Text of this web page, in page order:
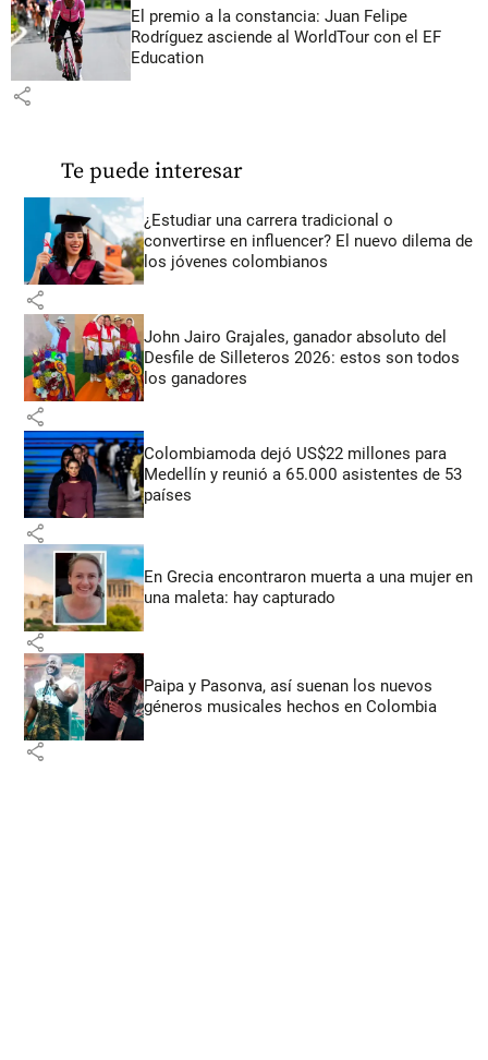
El premio a la constancia: Juan Felipe
Rodríguez asciende al WorldTour con el EF
Education
share
Te puede interesar
¿Estudiar una carrera tradicional o
convertirse en influencer? El nuevo dilema de
los jóvenes colombianos
share
John Jairo Grajales, ganador absoluto del
Desfile de Silleteros 2026: estos son todos
los ganadores
share
Colombiamoda dejó US$22 millones para
Medellín y reunió a 65.000 asistentes de 53
países
share
En Grecia encontraron muerta a una mujer en
una maleta: hay capturado
share
Paipa y Pasonva, así suenan los nuevos
géneros musicales hechos en Colombia
share